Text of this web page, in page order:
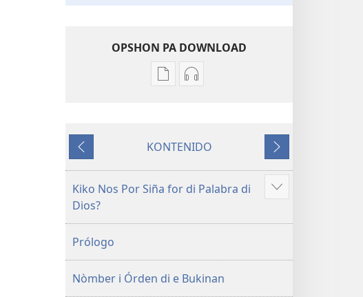
OPSHON PA DOWNLOAD
Opshon
Beibel
Tradukshon
di
Opshon
Beibel
Tradukshon
di
Anterior
KONTENIDO
Siguiente
Kiko Nos Por Siña for di Palabra di
Dios?
Mustra
Prólogo
Nòmber i Órden di e Bukinan